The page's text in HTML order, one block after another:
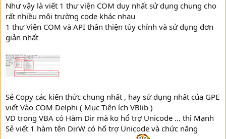
Như vậy là viết 1 thư viện COM duy nhất sử dụng chung cho
rất nhiều môi trường code khác nhau
1 thư Viện COM và API thân thiện tùy chỉnh và sử dụng đơn
giản nhất
Sẻ Copy các kiến thức chung nhất , hay sử dụng nhất của GPE
viết Vào COM Delphi ( Mục Tiện ích VBlib )
VD trong VBA có Hàm Dir mà ko hổ trợ Unicode ... thì Mạnh
Sẻ viết 1 hàm tên DirW có hổ trợ Unicode và chức năng